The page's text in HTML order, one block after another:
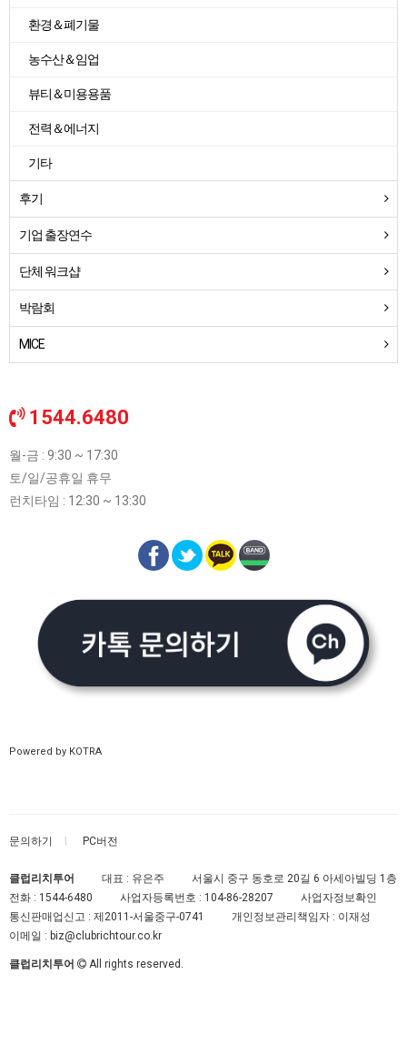
환경＆폐기물
농수산＆임업
뷰티＆미용용품
전력＆에너지
기타
후기
기업 출장연수
단체 워크샵
박람회
MICE
1544.6480
월-금 : 9:30 ~ 17:30
토/일/공휴일 휴무
런치타임 : 12:30 ~ 13:30
Powered by KOTRA
문의하기 PC버전
클럽리치투어 대표 : 유은주
서울시 중구 동호로 20길 6 아세아빌딩 1층
전화 : 1544-6480 사업자등록번호 : 104-86-28207
사업자정보확인
통신판매업신고 : 제2011-서울중구-0741
개인정보관리책임자 : 이재성
이메일 : biz@clubrichtour.co.kr
클럽리치투어 All rights reserved.